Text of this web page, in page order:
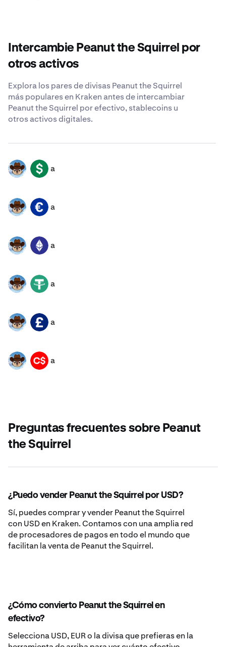
Intercambie Peanut the Squirrel por
otros activos
Explora los pares de divisas Peanut the Squirrel
más populares en Kraken antes de intercambiar
Peanut the Squirrel por efectivo, stablecoins u
otros activos digitales.
PNUT USD a
PNUT EUR a
PNUT ETH a
PNUT USDT a
PNUT GBP a
PNUT CAD a
Preguntas frecuentes sobre Peanut
the Squirrel
¿Puedo vender Peanut the Squirrel por USD?
Sí, puedes comprar y vender Peanut the Squirrel
con USD en Kraken. Contamos con una amplia red
de procesadores de pagos en todo el mundo que
facilitan la venta de Peanut the Squirrel.
¿Cómo convierto Peanut the Squirrel en
efectivo?
Selecciona USD, EUR o la divisa que prefieras en la